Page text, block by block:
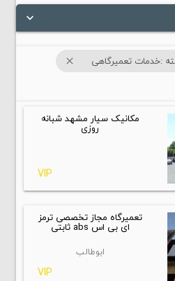
keyboard_arrow_down
:خدمات تعمیرگاهی close
مکانیک سیار مشهد شبانه
روزی
VIP
تعمیرگاه مجاز تخصصی ترمز
ای بی اس abs ثابتی
ابوطالب
VIP